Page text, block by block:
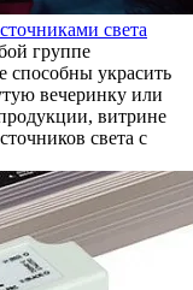
света
группе
способны украсить
вечеринку или
витрине
света с